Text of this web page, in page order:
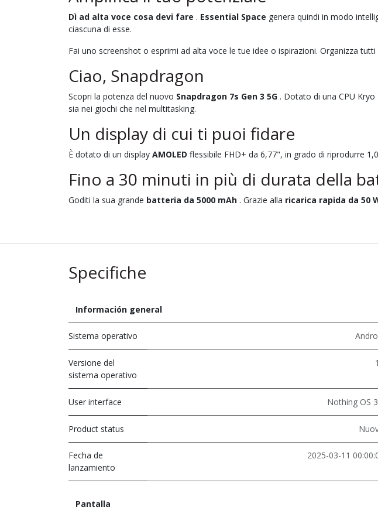
Dì ad alta voce cosa devi fare . Essential Space genera quindi in modo
ciascuna di esse.
Fai uno screenshot o esprimi ad alta voce le tue idee o ispirazioni. Organizza
Ciao, Snapdragon
Scopri la potenza del nuovo Snapdragon 7s Gen 3 5G . Dotato di una CPU
sia nei giochi che nel multitasking.
Un display di cui ti puoi fidare
È dotato di un display AMOLED flessibile FHD+ da 6,77", in grado di riprodurre
Fino a 30 minuti in più di durata della
Goditi la sua grande batteria da 5000 mAh . Grazie alla ricarica rapida da 50
Specifiche
Información general
Sistema operativo
Versione del
sistema operativo
User interface Nothing OS
Product status
Fecha de
lanzamiento
2025-03-11
Pantalla